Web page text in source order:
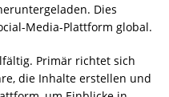
Dies
Media-Plattform global.
Primär richtet sich
die Inhalte erstellen und